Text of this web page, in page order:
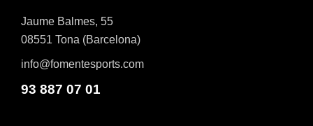
Jaume Balmes, 55
08551 Tona (Barcelona)
info@fomentesports.com
93 887 07 01